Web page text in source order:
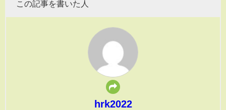
この記事を書いた人
hrk2022